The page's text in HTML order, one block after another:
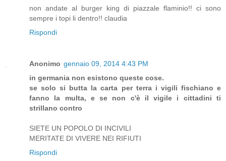
non andate al burger king di piazzale flaminio!! ci sono
sempre i topi li dentro!! claudia
Rispondi
Anonimo gennaio 09, 2014 4:43 PM
in germania non esistono queste cose.
se solo si butta la carta per terra i vigili fischiano e
fanno la multa, e se non c'è il vigile i cittadini ti
strillano contro
SIETE UN POPOLO DI INCIVILI
MERITATE DI VIVERE NEI RIFIUTI
Rispondi